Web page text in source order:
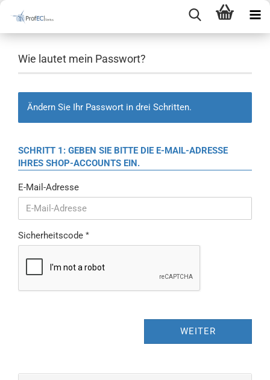
Wie lautet mein Passwort?
Ändern Sie Ihr Passwort in drei Schritten.
SCHRITT 1: GEBEN SIE BITTE DIE E-MAIL-ADRESSE
IHRES SHOP-ACCOUNTS EIN.
E-Mail-Adresse
Sicherheitscode
WEITER